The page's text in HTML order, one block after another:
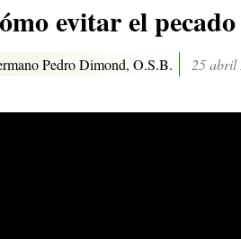
evitar el
Pedro Dimond, O.S.B. 25 abril